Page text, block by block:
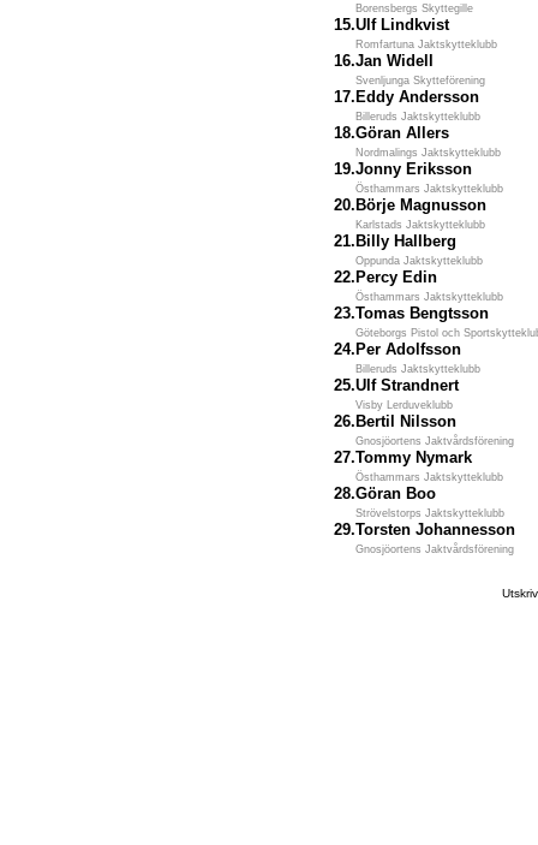
Borensbergs Skyttegille
15.Ulf Lindkvist
Romfartuna Jaktskytteklubb
16.Jan Widell
Svenljunga Skytteförening
17. Eddy Andersson
Billeruds Jaktskytteklubb
18.Göran Allers
Nordmalings Jaktskytteklubb
19.Jonny Eriksson
Östhammars Jaktskytteklubb
20. Börje Magnusson
Karlstads Jaktskytteklubb
21. Billy Hallberg
Oppunda Jaktskytteklubb
22. Percy Edin
Östhammars Jaktskytteklubb
23.Tomas Bengtsson
Göteborgs Pistol och
24. Per Adolfsson
Billeruds Jaktskytteklubb
25.Ulf Strandnert
Visby Lerduveklubb
26. Bertil Nilsson
Gnosjöortens Jaktvårdsförening
27.Tommy Nymark
Östhammars Jaktskytteklubb
28.Göran Boo
Strövelstorps Jaktskytteklubb
29.Torsten Johannesson
Gnosjöortens Jaktvårdsförening